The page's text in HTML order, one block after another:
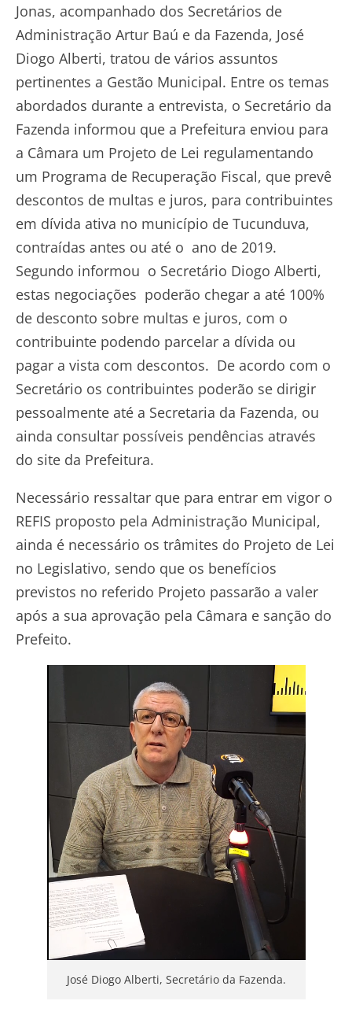
Jonas, acompanhado dos Secretários de
Administração Artur Baú e da Fazenda, José
Diogo Alberti, tratou de vários assuntos
pertinentes a Gestão Municipal. Entre os temas
abordados durante a entrevista, o Secretário da
Fazenda informou que a Prefeitura enviou para
a Câmara um Projeto de Lei regulamentando
um Programa de Recuperação Fiscal, que prevê
descontos de multas e juros, para contribuintes
em dívida ativa no município de Tucunduva,
contraídas antes ou até o ano de 2019.
Segundo informou o Secretário Diogo Alberti,
estas negociações poderão chegar a até 100%
de desconto sobre multas e juros, com o
contribuinte podendo parcelar a dívida ou
pagar a vista com descontos. De acordo com o
Secretário os contribuintes poderão se dirigir
pessoalmente até a Secretaria da Fazenda, ou
ainda consultar possíveis pendências através
do site da Prefeitura.
Necessário ressaltar que para entrar em vigor o
REFIS proposto pela Administração Municipal,
ainda é necessário os trâmites do Projeto de Lei
no Legislativo, sendo que os benefícios
previstos no referido Projeto passarão a valer
após a sua aprovação pela Câmara e sanção do
Prefeito.
José Diogo Alberti, Secretário da Fazenda.